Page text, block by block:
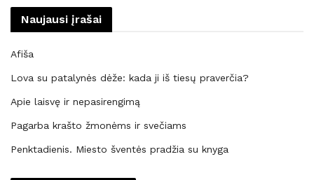
Naujausi įrašai
Afiša
Lova su patalynės dėže: kada ji iš tiesų praverčia?
Apie laisvę ir nepasirengimą
Pagarba krašto žmonėms ir svečiams
Penktadienis. Miesto šventės pradžia su knyga